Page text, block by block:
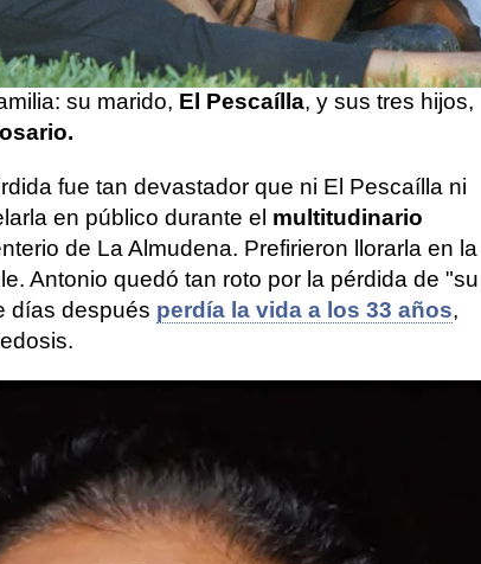
los 72 años a causa de un cáncer de mama
de dos décadas. La actriz, bailaora y
insuperable en el mundo del arte y, sobre
su marido, El Pescaílla, y sus tres hijos,
fue tan devastador que ni El Pescaílla ni
en público durante el multitudinario
de La Almudena. Prefirieron llorarla en la
Antonio quedó tan roto por la pérdida de "su
días después perdía la vida a los 33 años,